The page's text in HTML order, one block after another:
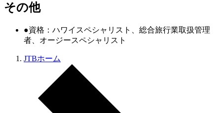
その他
●資格：ハワイスペシャリスト、総合旅行業取扱管理
者、オージースペシャリスト
JTBホーム